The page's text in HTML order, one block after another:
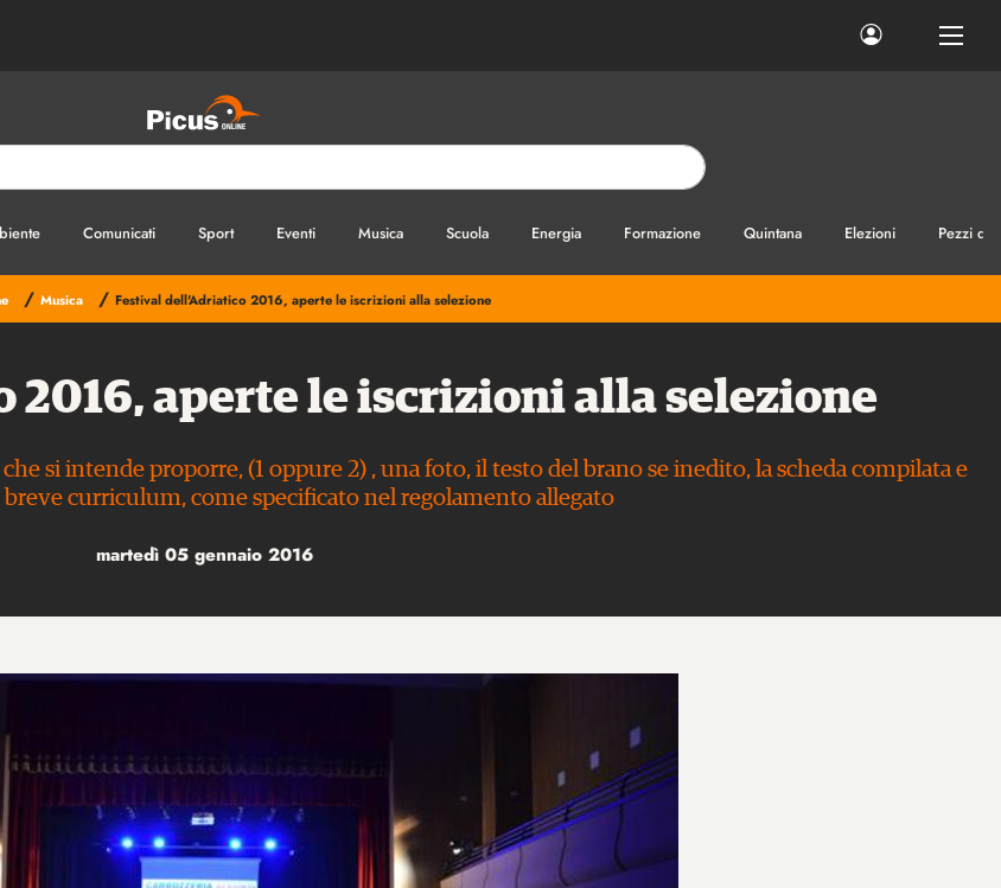
Comunicati Sport Eventi Musica Scuola Energia Formazione Quintana Elezioni Pezzi di
/ Musica / Festival dell'Adriatico 2016, aperte le iscrizioni alla selezione
aperte le iscrizioni alla selezione
si intende proporre, (1 oppure 2) , una foto, il testo del brano se inedito, la scheda compilata e
curriculum, come specificato nel regolamento allegato
martedì 05 gennaio 2016